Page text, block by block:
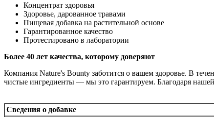
Концентрат здоровья
Здоровье, дарованное травами
Пищевая добавка на растительной основе
Гарантированное качество
Протестировано в лаборатории
Более 40 лет качества, которому доверяют
Компания Nature's Bounty заботится о вашем здоровье. В
чистые ингредиенты — мы это гарантируем. Благодаря
Сведения о добавке